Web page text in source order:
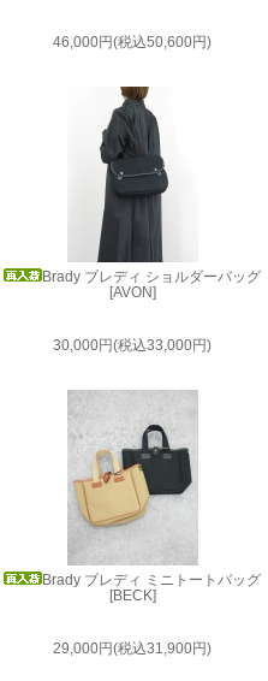
46,000円(税込50,600円)
Brady ブレディ ショルダーバッグ
[AVON]
30,000円(税込33,000円)
Brady ブレディ ミニトートバッグ
[BECK]
29,000円(税込31,900円)